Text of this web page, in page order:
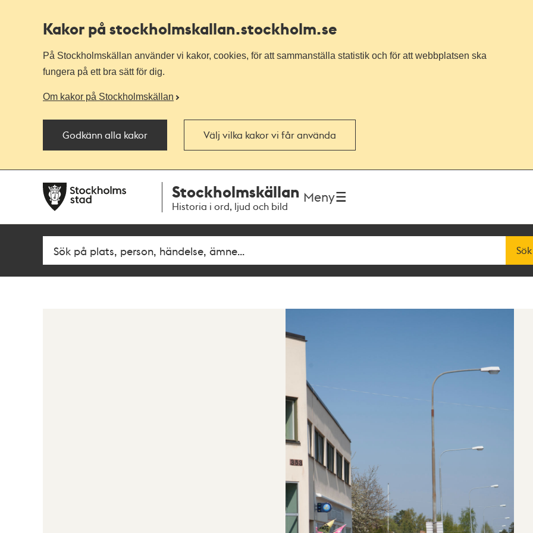
Kakor på stockholmskallan.stockholm.se
På Stockholmskällan använder vi kakor, cookies, för att sammanställa statistik och för att webbplatsen ska
fungera på ett bra sätt för dig.
Om kakor på Stockholmskällan
Godkänn alla kakor Välj vilka kakor vi får använda
navigationen
huvudinnehållet
Stockholmskällan
Historia i ord, ljud och bild
Meny
Fritextsök Sök